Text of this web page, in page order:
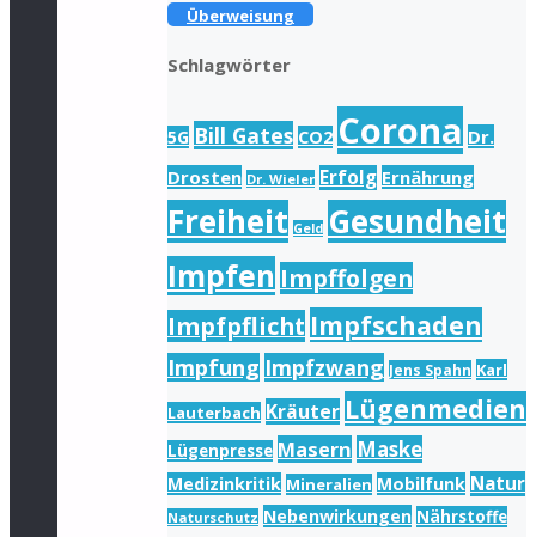
Überweisung
Schlagwörter
5G Bill Gates CO2 Corona Dr.
Drosten Dr. Wieler Erfolg Ernährung
Freiheit Geld Gesundheit
Impfen Impffolgen
Impfpflicht Impfschaden
Impfung Impfzwang Jens Spahn Karl
Lauterbach Kräuter Lügenmedien
Lügenpresse Masern Maske
Medizinkritik Mineralien Mobilfunk Natur
Naturschutz Nebenwirkungen Nährstoffe